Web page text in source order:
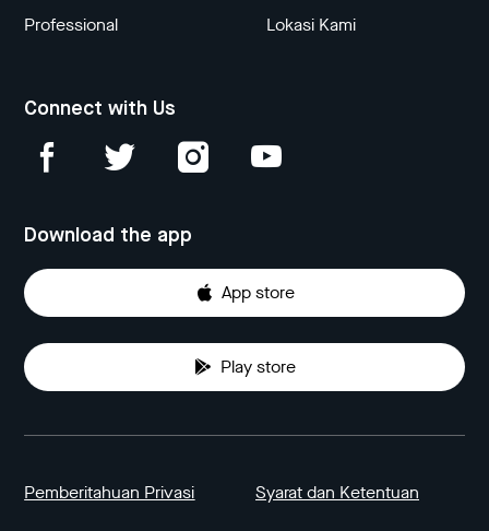
Professional
Lokasi Kami
Connect with Us
Download the app
App store
Play store
Pemberitahuan Privasi Syarat dan Ketentuan